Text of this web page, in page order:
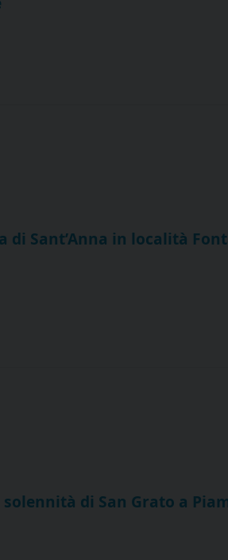
di Sant’Anna in località
di San Grato a